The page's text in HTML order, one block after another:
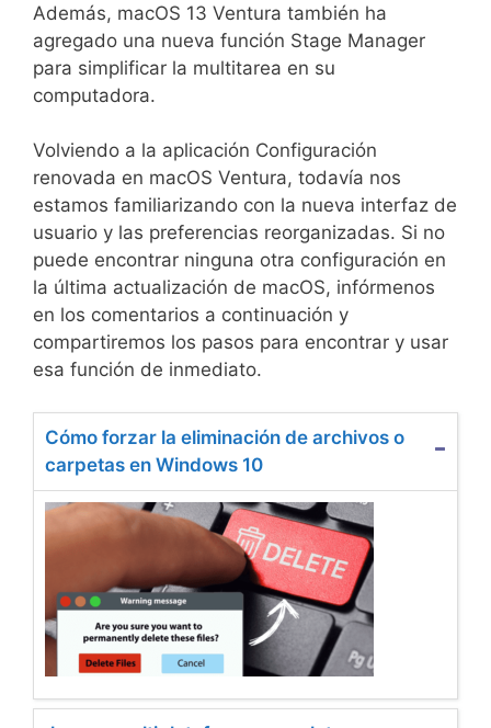
Además, macOS 13 Ventura también ha
agregado una nueva función Stage Manager
para simplificar la multitarea en su
computadora.
Volviendo a la aplicación Configuración
renovada en macOS Ventura, todavía nos
estamos familiarizando con la nueva interfaz de
usuario y las preferencias reorganizadas. Si no
puede encontrar ninguna otra configuración en
la última actualización de macOS, infórmenos
en los comentarios a continuación y
compartiremos los pasos para encontrar y usar
esa función de inmediato.
Cómo forzar la eliminación de archivos o
carpetas en Windows 10